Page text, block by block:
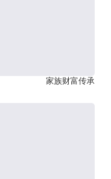
家族财富传承